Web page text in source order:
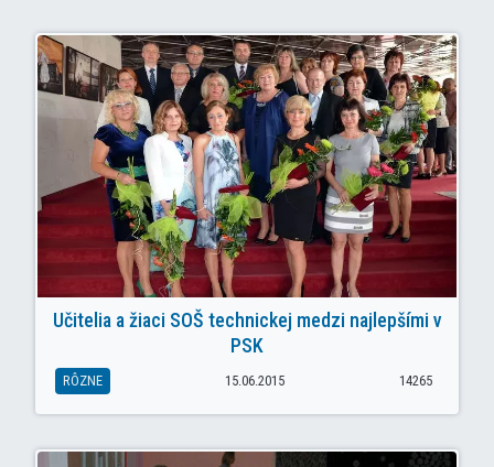
Učitelia a žiaci SOŠ technickej medzi najlepšími v
PSK
RÔZNE 15.06.2015 14265